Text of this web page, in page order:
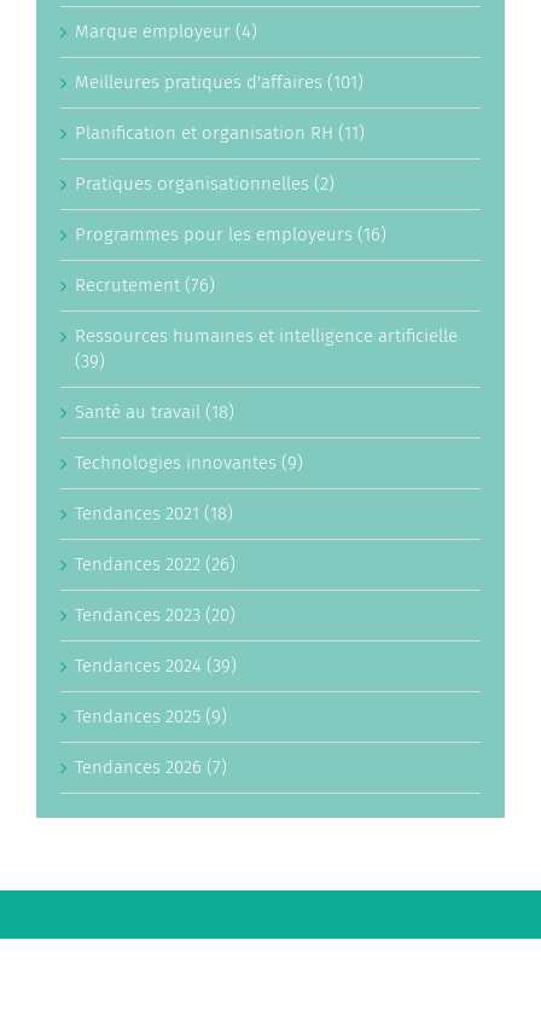
Marque employeur (4)
Meilleures pratiques d'affaires (101)
Planification et organisation RH (11)
Pratiques organisationnelles (2)
Programmes pour les employeurs (16)
Recrutement (76)
Ressources humaines et intelligence artificielle
(39)
Santé au travail (18)
Technologies innovantes (9)
Tendances 2021 (18)
Tendances 2022 (26)
Tendances 2023 (20)
Tendances 2024 (39)
Tendances 2025 (9)
Tendances 2026 (7)